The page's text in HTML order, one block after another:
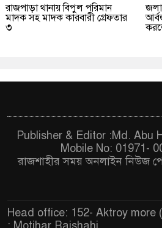
রাজপাড়া থানায় বিপুল পরিমান
মাদক সহ মাদক কারবারী গ্রেফতার
৩
Publisher & Editor :Md. Abu
Mobile No: 01971-
রাজশাহীর সময় অনলাইন নিউজ
Head office: 152- Aktroy more